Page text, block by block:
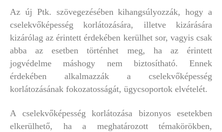
Az új Ptk. szövegezésében kihangsúlyozzák, hogy a
cselekvőképesség korlátozására, illetve kizárására
kizárólag az érintett érdekében kerülhet sor, vagyis csak
abba az esetben történhet meg, ha az érintett
jogvédelme máshogy nem biztosítható. Ennek
érdekében alkalmazzák a cselekvőképesség
korlátozásának fokozatosságát, ügycsoportok elvételét.
A cselekvőképesség korlátozása bizonyos esetekben
elkerülhető, ha a meghatározott témakörökben,